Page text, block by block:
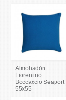
Almohadón
Fiorentino
Boccaccio Seaport
55x55